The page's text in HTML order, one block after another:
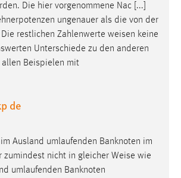
Die hier vorgenommene Nac [...]
ungenauer als die von der
Die restlichen Zahlenwerte weisen keine
Unterschiede zu den anderen
allen Beispielen mit
de
Ausland umlaufenden Banknoten im
zumindest nicht in gleicher Weise wie
umlaufenden Banknoten